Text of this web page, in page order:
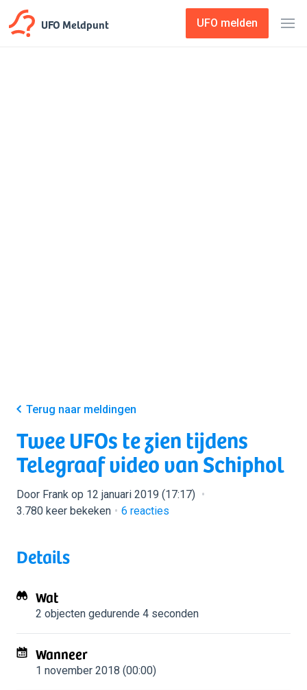
UFO Meldpunt UFO melden
Terug naar meldingen
Twee UFOs te zien tijdens
Telegraaf video van Schiphol
Door Frank op 12 januari 2019 (17:17)
3.780 keer bekeken
6 reacties
Details
Wat
2 objecten gedurende 4 seconden
Wanneer
1 november 2018 (00:00)